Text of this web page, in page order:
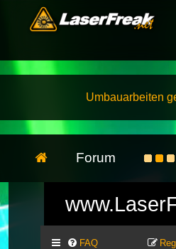
Umbauarbeiten
Forum
FAQ